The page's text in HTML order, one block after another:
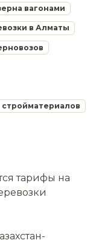
вагонами
в Алматы
стройматериалов
тарифы на